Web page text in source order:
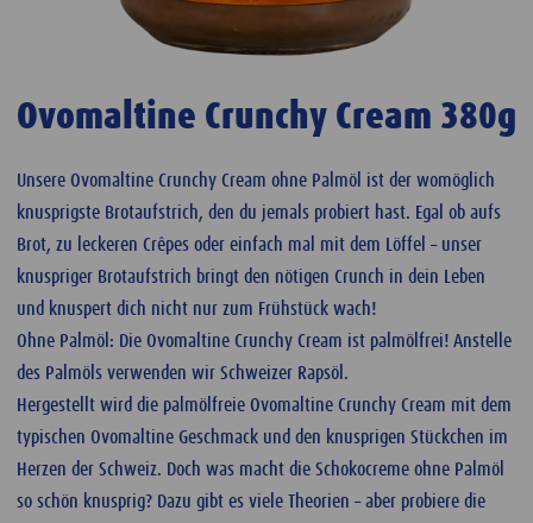
Ovomaltine Crunchy Cream 380g
Unsere Ovomaltine Crunchy Cream ohne Palmöl ist der womöglich
knusprigste Brotaufstrich, den du jemals probiert hast. Egal ob aufs
Brot, zu leckeren Crêpes oder einfach mal mit dem Löffel – unser
knuspriger Brotaufstrich bringt den nötigen Crunch in dein Leben
und knuspert dich nicht nur zum Frühstück wach!
Ohne Palmöl: Die Ovomaltine Crunchy Cream ist palmölfrei! Anstelle
des Palmöls verwenden wir Schweizer Rapsöl.
Hergestellt wird die palmölfreie Ovomaltine Crunchy Cream mit dem
typischen Ovomaltine Geschmack und den knusprigen Stückchen im
Herzen der Schweiz. Doch was macht die Schokocreme ohne Palmöl
so schön knusprig? Dazu gibt es viele Theorien – aber probiere die